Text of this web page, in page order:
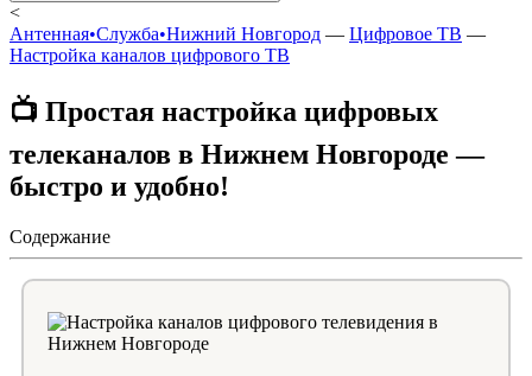
<
Антенная•Служба•Нижний Новгород — Цифровое ТВ —
Настройка каналов цифрового ТВ
📺 Простая настройка цифровых
телеканалов в Нижнем Новгороде —
быстро и удобно!
Содержание